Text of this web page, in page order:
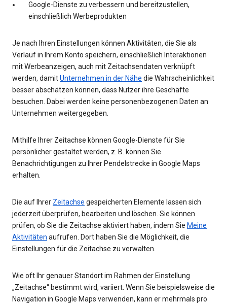
Google-Dienste zu verbessern und bereitzustellen,
einschließlich Werbeprodukten
Je nach Ihren Einstellungen können Aktivitäten, die Sie als
Verlauf in Ihrem Konto speichern, einschließlich Interaktionen
mit Werbeanzeigen, auch mit Zeitachsendaten verknüpft
werden, damitUnternehmen in der Nähe die Wahrscheinlichkeit
besser abschätzen können, dass Nutzer ihre Geschäfte
besuchen. Dabei werden keine personenbezogenen Daten an
Unternehmen weitergegeben.
Mithilfe Ihrer Zeitachse können Google-Dienste für Sie
persönlicher gestaltet werden, z. B. können Sie
Benachrichtigungen zu Ihrer Pendelstrecke in Google Maps
erhalten.
Die auf Ihrer Zeitachse gespeicherten Elemente lassen sich
jederzeit überprüfen, bearbeiten und löschen. Sie können
prüfen, ob Sie die Zeitachse aktiviert haben, indem Sie Meine
Aktivitäten aufrufen. Dort haben Sie die Möglichkeit, die
Einstellungen für die Zeitachse zu verwalten.
Wie oft Ihr genauer Standort im Rahmen der Einstellung
„Zeitachse“ bestimmt wird, variiert. Wenn Sie beispielsweise die
Navigation in Google Maps verwenden, kann er mehrmals pro